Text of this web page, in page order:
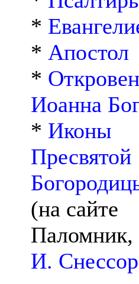
*
* Апостол
*
Иоанна
* Иконы
Пресвятой
(на сайте
Паломник,
И.